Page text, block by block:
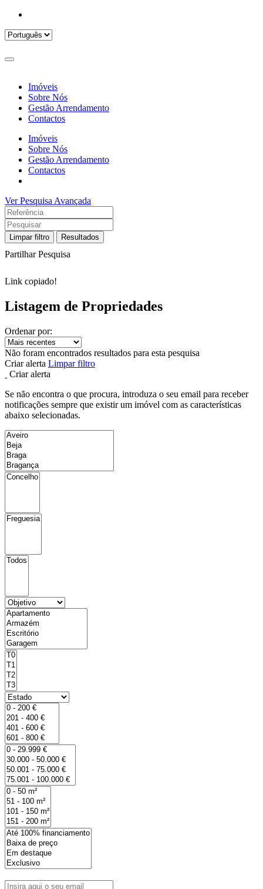
Imóveis
Sobre Nós
Gestão Arrendamento
Contactos
Imóveis
Sobre Nós
Gestão Arrendamento
Contactos
Ver Pesquisa Avançada
Limpar filtro Resultados
Partilhar Pesquisa
Link copiado!
Listagem de Propriedades
Ordenar por:
Não foram encontrados resultados para esta pesquisa
Criar alerta Limpar filtro
Criar alerta
Se não encontra o que procura, introduza o seu email para receber
notificações sempre que existir um imóvel com as características
abaixo selecionadas.